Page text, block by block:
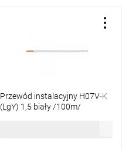
Przewód instalacyjny H07V-K
(LgY) 1,5 biały /100m/